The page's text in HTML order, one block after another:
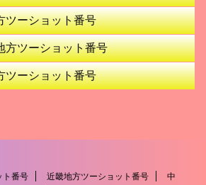
ツーショット番号
方ツーショット番号
ツーショット番号
ト番号 近畿地方ツーショット番号
中